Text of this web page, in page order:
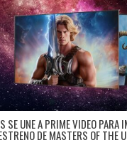
SE UNE A PRIME VIDEO PARA
DE MASTERS OF THE